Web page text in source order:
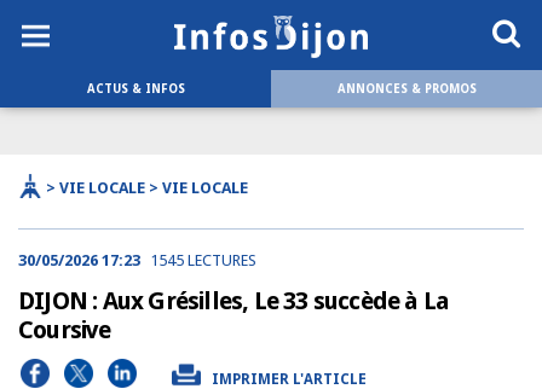
ACTUS & INFOS ANNONCES & PROMOS
> VIE LOCALE > VIE LOCALE
30/05/2026 17:23 1545 LECTURES
DIJON : Aux Grésilles, Le 33 succède à La
Coursive
IMPRIMER L'ARTICLE